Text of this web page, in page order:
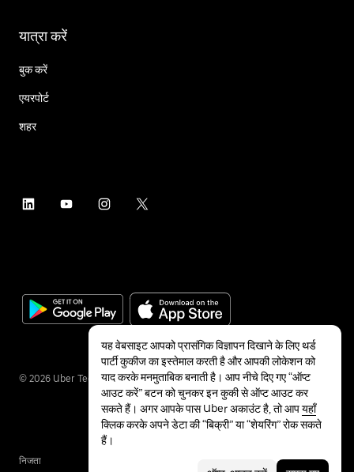
यात्रा करें
बुक करें
एयरपोर्ट
शहर
© 2026 Uber Technologies Inc.
निजता
यह वेबसाइट आपको प्रासंगिक विज्ञापन दिखाने के लिए थर्ड
पार्टी कुकीज का इस्तेमाल करती है और आपकी लोकेशन को
याद करके मनमुताबिक बनाती है। आप नीचे दिए गए “ऑप्ट
आउट करें” बटन को चुनकर इन कुकी से ऑप्ट आउट कर
सकते हैं। अगर आपके पास Uber अकाउंट है, तो आपयहाँ
क्लिक करके अपने डेटा की “बिक्री” या “शेयरिंग” रोक सकते
हैं।